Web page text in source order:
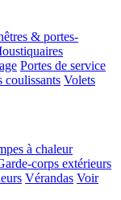
& portes-
Portes de service
coulissants Volets
à chaleur
corps extérieurs
Vérandas Voir